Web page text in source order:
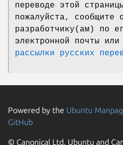
переводе этой
пожалуйста, сообщите
разработчику(ам) по
электронной почты
рассылки русских
Powered by the Ubuntu
GitHub
© Canonical Ltd. Ubuntu and